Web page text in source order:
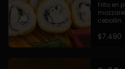
Frito en
cebollin.
$7.490